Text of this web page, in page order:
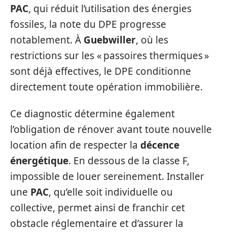
PAC, qui réduit l’utilisation des énergies
fossiles, la note du DPE progresse
notablement. À Guebwiller, où les
restrictions sur les « passoires thermiques »
sont déjà effectives, le DPE conditionne
directement toute opération immobilière.
Ce diagnostic détermine également
l’obligation de rénover avant toute nouvelle
location afin de respecter la décence
énergétique. En dessous de la classe F,
impossible de louer sereinement. Installer
une PAC, qu’elle soit individuelle ou
collective, permet ainsi de franchir cet
obstacle réglementaire et d’assurer la